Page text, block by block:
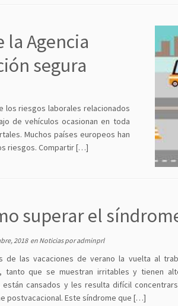
la Agencia
segura
los riesgos laborales relacionados
de vehículos ocasionan en toda
Muchos países europeos han
riesgos. Compartir […]
superar el
2018en Noticiasporadminprl
de las vacaciones de verano la vuelta al
tanto que se muestran irritables y tienen
están cansados y les resulta difícil
postvacacional. Este síndrome que […]